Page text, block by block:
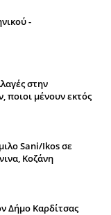
-
στην
ποιοι μένουν εκτός
Sani/Ikos σε
Κοζάνη
Δήμο Καρδίτσας